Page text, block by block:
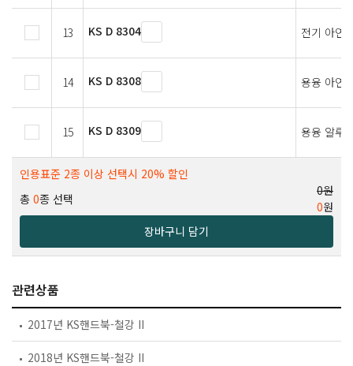
13 KS D 8304 전기 아연
14 KS D 8308 용융 아연
15 KS D 8309 용융 알루
인용표준 2종 이상 선택시 20% 할인
총 0종 선택
0원
0원
장바구니 담기
관련상품
2017년 KS핸드북-철강 II
2018년 KS핸드북-철강 II